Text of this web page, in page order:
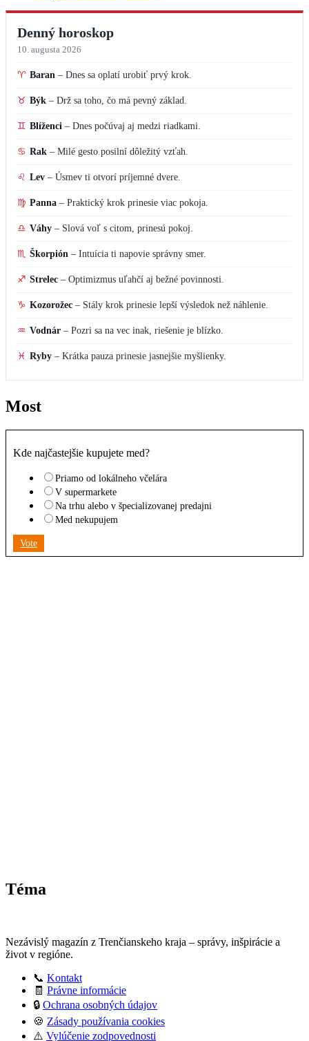
Denný horoskop
10. augusta 2026
♈ Baran – Dnes sa oplatí urobiť prvý krok.
♉ Býk – Drž sa toho, čo má pevný základ.
♊ Blíženci – Dnes počúvaj aj medzi riadkami.
♋ Rak – Milé gesto posilní dôležitý vzťah.
♌ Lev – Úsmev ti otvorí príjemné dvere.
♍ Panna – Praktický krok prinesie viac pokoja.
♎ Váhy – Slová voľ s citom, prinesú pokoj.
♏ Škorpión – Intuícia ti napovie správny smer.
♐ Strelec – Optimizmus uľahčí aj bežné povinnosti.
♑ Kozorožec – Stály krok prinesie lepší výsledok než náhlenie.
♒ Vodnár – Pozri sa na vec inak, riešenie je blízko.
♓ Ryby – Krátka pauza prinesie jasnejšie myšlienky.
Most
Kde najčastejšie kupujete med?
Priamo od lokálneho včelára
V supermarkete
Na trhu alebo v špecializovanej predajni
Med nekupujem
Vote
Téma
Nezávislý magazín z Trenčianskeho kraja – správy, inšpirácie a
život v regióne.
📞 Kontakt
🧾 Právne informácie
🔒 Ochrana osobných údajov
🍪 Zásady používania cookies
⚠️ Vylúčenie zodpovednosti